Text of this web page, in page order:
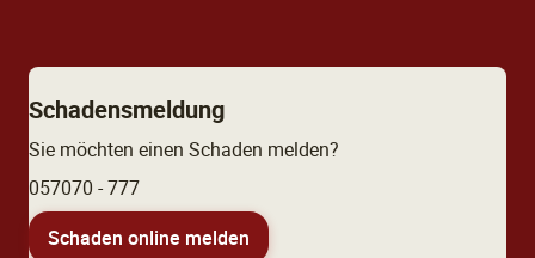
Schadensmeldung
Sie möchten einen Schaden melden?
057070 - 777
Schaden online melden